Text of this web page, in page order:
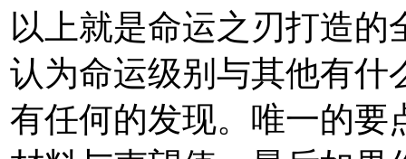
以上就是命运之刃打造
认为命运级别与其他有什
有任何的发现。唯一的要